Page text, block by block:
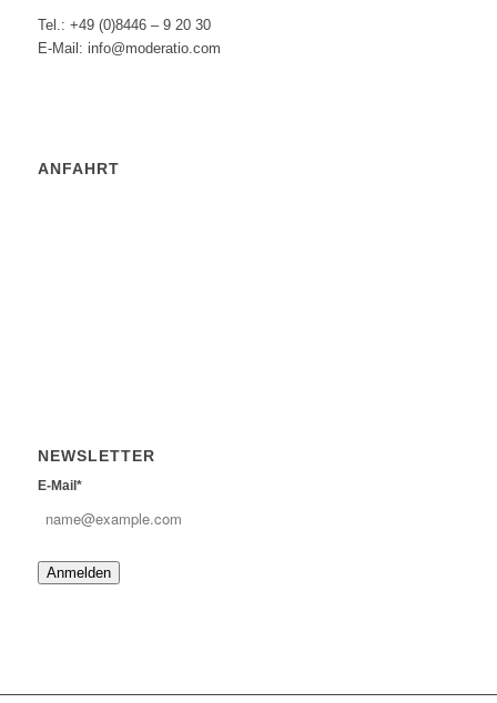
Tel.: +49 (0)8446 – 9 20 30
E-Mail: info@moderatio.com
ANFAHRT
NEWSLETTER
E-Mail*
Anmelden